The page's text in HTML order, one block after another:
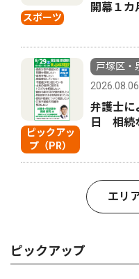
スポーツ
開幕１
ピックアッ
プ（PR）
戸塚区・
2026.08.06
弁護士
日 相続
エリ
ピックアップ